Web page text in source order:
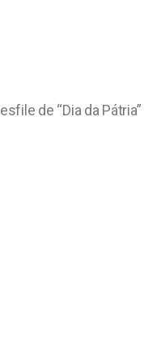
de “Dia da